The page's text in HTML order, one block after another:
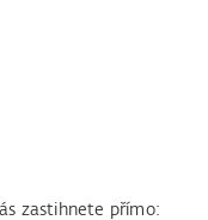
zastihnete přímo: